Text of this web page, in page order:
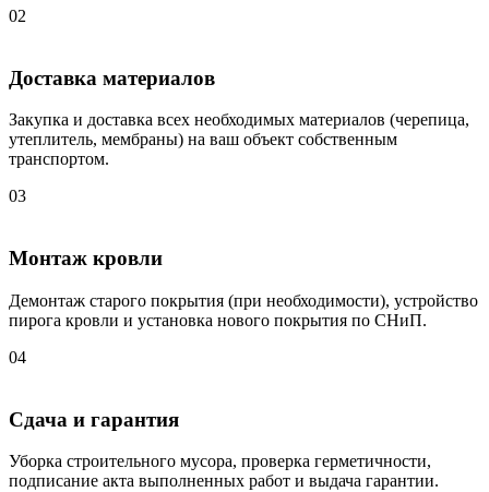
02
Доставка материалов
Закупка и доставка всех необходимых материалов (черепица,
утеплитель, мембраны) на ваш объект собственным
транспортом.
03
Монтаж кровли
Демонтаж старого покрытия (при необходимости), устройство
пирога кровли и установка нового покрытия по СНиП.
04
Сдача и гарантия
Уборка строительного мусора, проверка герметичности,
подписание акта выполненных работ и выдача гарантии.